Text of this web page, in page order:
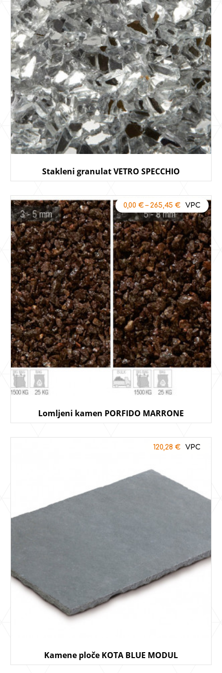
Stakleni granulat VETRO SPECCHIO
Lomljeni kamen PORFIDO MARRONE
0,00 €– 265,45 €
Kamene ploče KOTA BLUE MODUL
120,28 €